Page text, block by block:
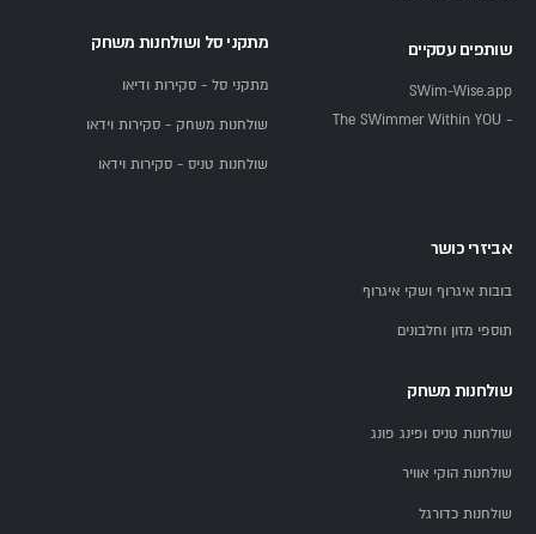
שותפים עסקיים
SWim-Wise.app
- The SWimmer Within YOU
מתקני סל ושולחנות משחק
מתקני סל - סקירות ודיאו
שולחנות משחק - סקירות וידאו
שולחנות טניס - סקירות וידאו
אביזרי כושר
בובות איגרוף ושקי איגרוף
תוספי מזון וחלבונים
שולחנות משחק
שולחנות טניס ופינג פונג
שולחנות הוקי אוויר
שולחנות כדורגל